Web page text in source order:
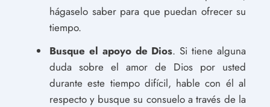
hágaselo saber para que puedan ofrecer su
tiempo.
Busque el apoyo de Dios. Si tiene alguna
duda sobre el amor de Dios por usted
durante este tiempo difícil, hable con él al
respecto y busque su consuelo a través de la